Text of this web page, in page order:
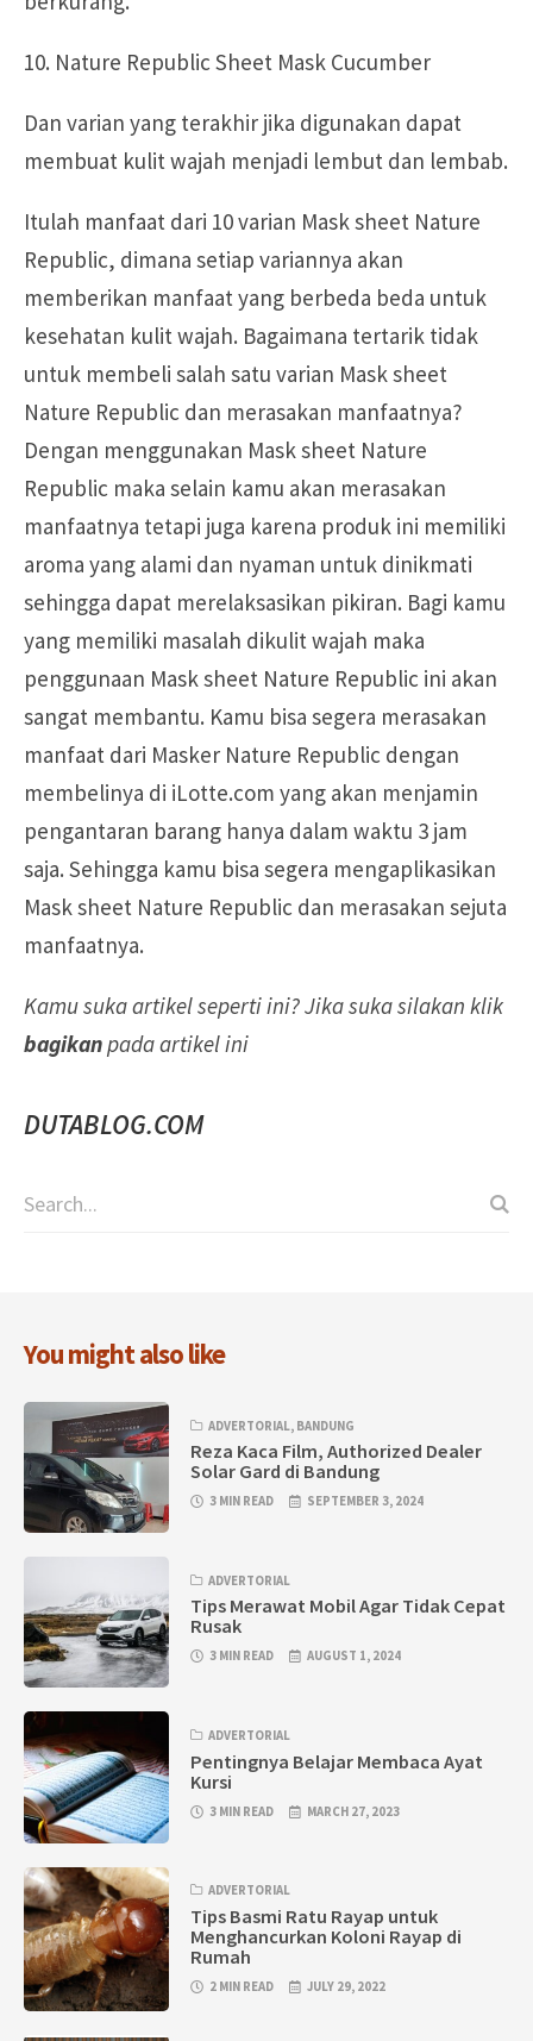
10. Nature Republic Sheet Mask Cucumber
Dan varian yang terakhir jika digunakan dapat
membuat kulit wajah menjadi lembut dan lembab.
Itulah manfaat dari 10 varian Mask sheet Nature
Republic, dimana setiap variannya akan
memberikan manfaat yang berbeda beda untuk
kesehatan kulit wajah. Bagaimana tertarik tidak
untuk membeli salah satu varian Mask sheet
Nature Republic dan merasakan manfaatnya?
Dengan menggunakan Mask sheet Nature
Republic maka selain kamu akan merasakan
manfaatnya tetapi juga karena produk ini memiliki
aroma yang alami dan nyaman untuk dinikmati
sehingga dapat merelaksasikan pikiran. Bagi kamu
yang memiliki masalah dikulit wajah maka
penggunaan Mask sheet Nature Republic ini akan
sangat membantu. Kamu bisa segera merasakan
manfaat dari Masker Nature Republic dengan
membelinya di iLotte.com yang akan menjamin
pengantaran barang hanya dalam waktu 3 jam
saja. Sehingga kamu bisa segera mengaplikasikan
Mask sheet Nature Republic dan merasakan sejuta
manfaatnya.
Kamu suka artikel seperti ini? Jika suka silakan klik
bagikanpada artikel ini
DUTABLOG.COM
You might also like
ADVERTORIAL, BANDUNG
Reza Kaca Film, Authorized Dealer
Solar Gard di Bandung
3 MIN READ SEPTEMBER 3, 2024
ADVERTORIAL
Tips Merawat Mobil Agar Tidak Cepat
Rusak
3 MIN READ AUGUST 1, 2024
ADVERTORIAL
Pentingnya Belajar Membaca Ayat
Kursi
3 MIN READ MARCH 27, 2023
ADVERTORIAL
Tips Basmi Ratu Rayap untuk
Menghancurkan Koloni Rayap di
Rumah
2 MIN READ JULY 29, 2022